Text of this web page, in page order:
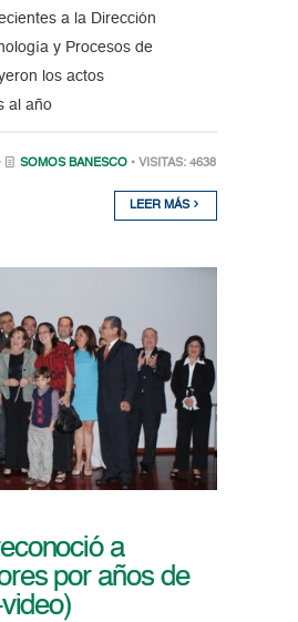
a la Dirección
y Procesos de
los actos
al año
SOMOS BANESCO • VISITAS: 4638
LEER MÁS
a
por años de